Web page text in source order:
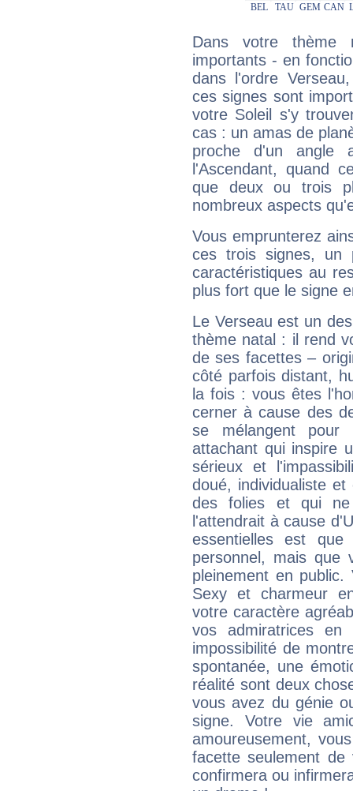
Dans votre thème
importants - en
dans l'ordre
ces signes sont
votre Soleil s'y
cas : un amas de
proche d'un
l'Ascendant, quand
que deux ou trois
nombreux aspects
Vous emprunterez
ces trois signes, un
caractéristiques au
plus fort que le signe
Le Verseau est un
thème natal : il rend
de ses facettes –
côté parfois distant,
la fois : vous êtes
cerner à cause des
se mélangent
attachant qui inspire
sérieux et
doué, individualiste
des folies et qui
l'attendrait à cause
essentielles est
personnel, mais que
pleinement en
Sexy et charmeur
votre caractère
vos admiratrices
impossibilité de
spontanée, une
réalité sont deux
vous avez du génie
signe. Votre vie
amoureusement,
facette seulement
confirmera ou